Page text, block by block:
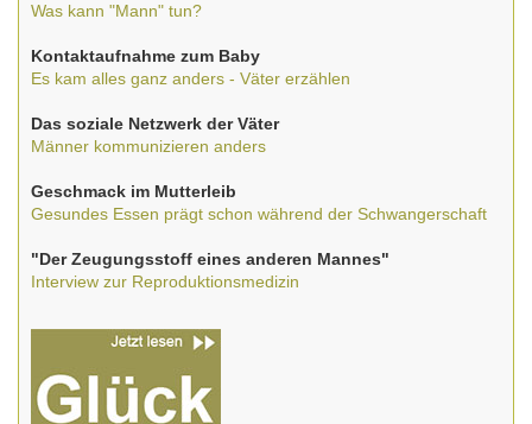
Was kann "Mann" tun?
Kontaktaufnahme zum Baby
Es kam alles ganz anders - Väter erzählen
Das soziale Netzwerk der Väter
Männer kommunizieren anders
Geschmack im Mutterleib
Gesundes Essen prägt schon während der Schwangerschaft
"Der Zeugungsstoff eines anderen Mannes"
Interview zur Reproduktionsmedizin